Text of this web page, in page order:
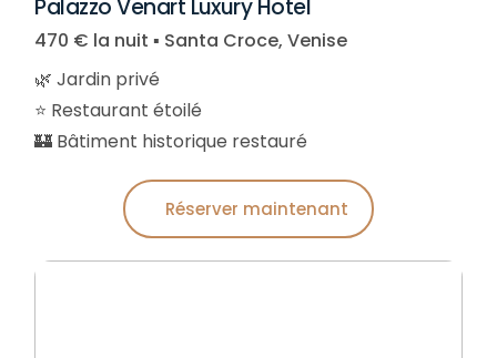
Palazzo Venart Luxury Hotel
470 € la nuit ▪︎ Santa Croce, Venise
🌿 Jardin privé
⭐ Restaurant étoilé
🏰 Bâtiment historique restauré
Réserver maintenant